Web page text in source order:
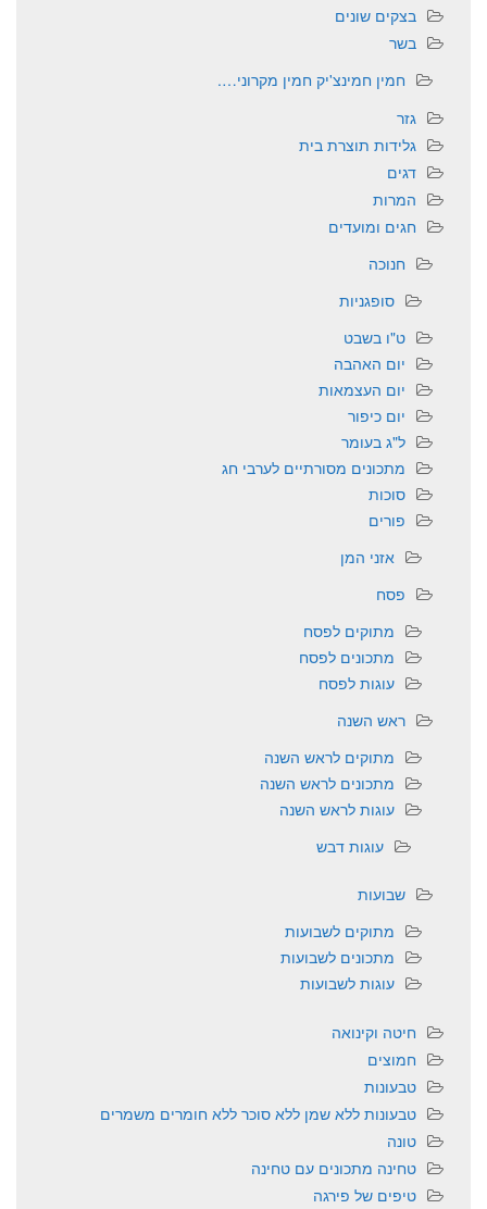
בצקים שונים
בשר
חמין חמינצ'יק חמין מקרוני….
גזר
גלידות תוצרת בית
דגים
המרות
חגים ומועדים
חנוכה
סופגניות
ט"ו בשבט
יום האהבה
יום העצמאות
יום כיפור
ל"ג בעומר
מתכונים מסורתיים לערבי חג
סוכות
פורים
אזני המן
פסח
מתוקים לפסח
מתכונים לפסח
עוגות לפסח
ראש השנה
מתוקים לראש השנה
מתכונים לראש השנה
עוגות לראש השנה
עוגות דבש
שבועות
מתוקים לשבועות
מתכונים לשבועות
עוגות לשבועות
חיטה וקינואה
חמוצים
טבעונות
טבעונות ללא שמן ללא סוכר ללא חומרים משמרים
טונה
טחינה מתכונים עם טחינה
טיפים של פירגה